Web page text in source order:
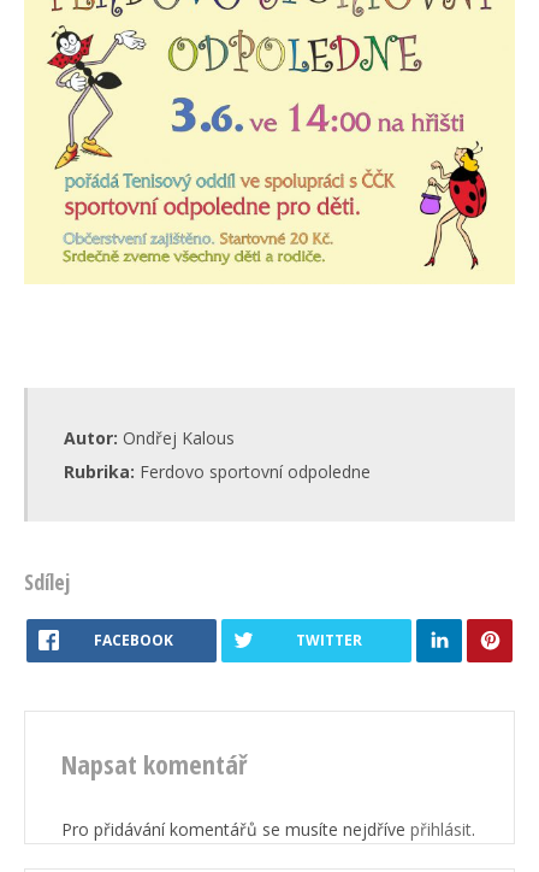
Autor: Ondřej Kalous
Rubrika: Ferdovo sportovní odpoledne
Sdílej
FACEBOOK TWITTER
Napsat komentář
Pro přidávání komentářů se musíte nejdříve přihlásit.